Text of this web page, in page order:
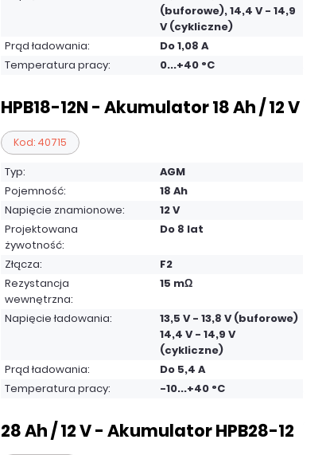
(buforowe), 14,4 V - 14,9
V (cykliczne)
Prąd ładowania:
Do 1,08 A
Temperatura pracy:
0...+40 °C
HPB18-12N - Akumulator 18 Ah / 12 V
Kod: 40715
Typ:
AGM
Pojemność:
18 Ah
Napięcie znamionowe:
12 V
Projektowana
żywotność:
Do 8 lat
Złącza:
F2
Rezystancja
wewnętrzna:
15 mΩ
Napięcie ładowania:
13,5 V - 13,8 V (buforowe)
14,4 V - 14,9 V
(cykliczne)
Prąd ładowania:
Do 5,4 A
Temperatura pracy:
-10...+40 °C
28 Ah / 12 V - Akumulator HPB28-12